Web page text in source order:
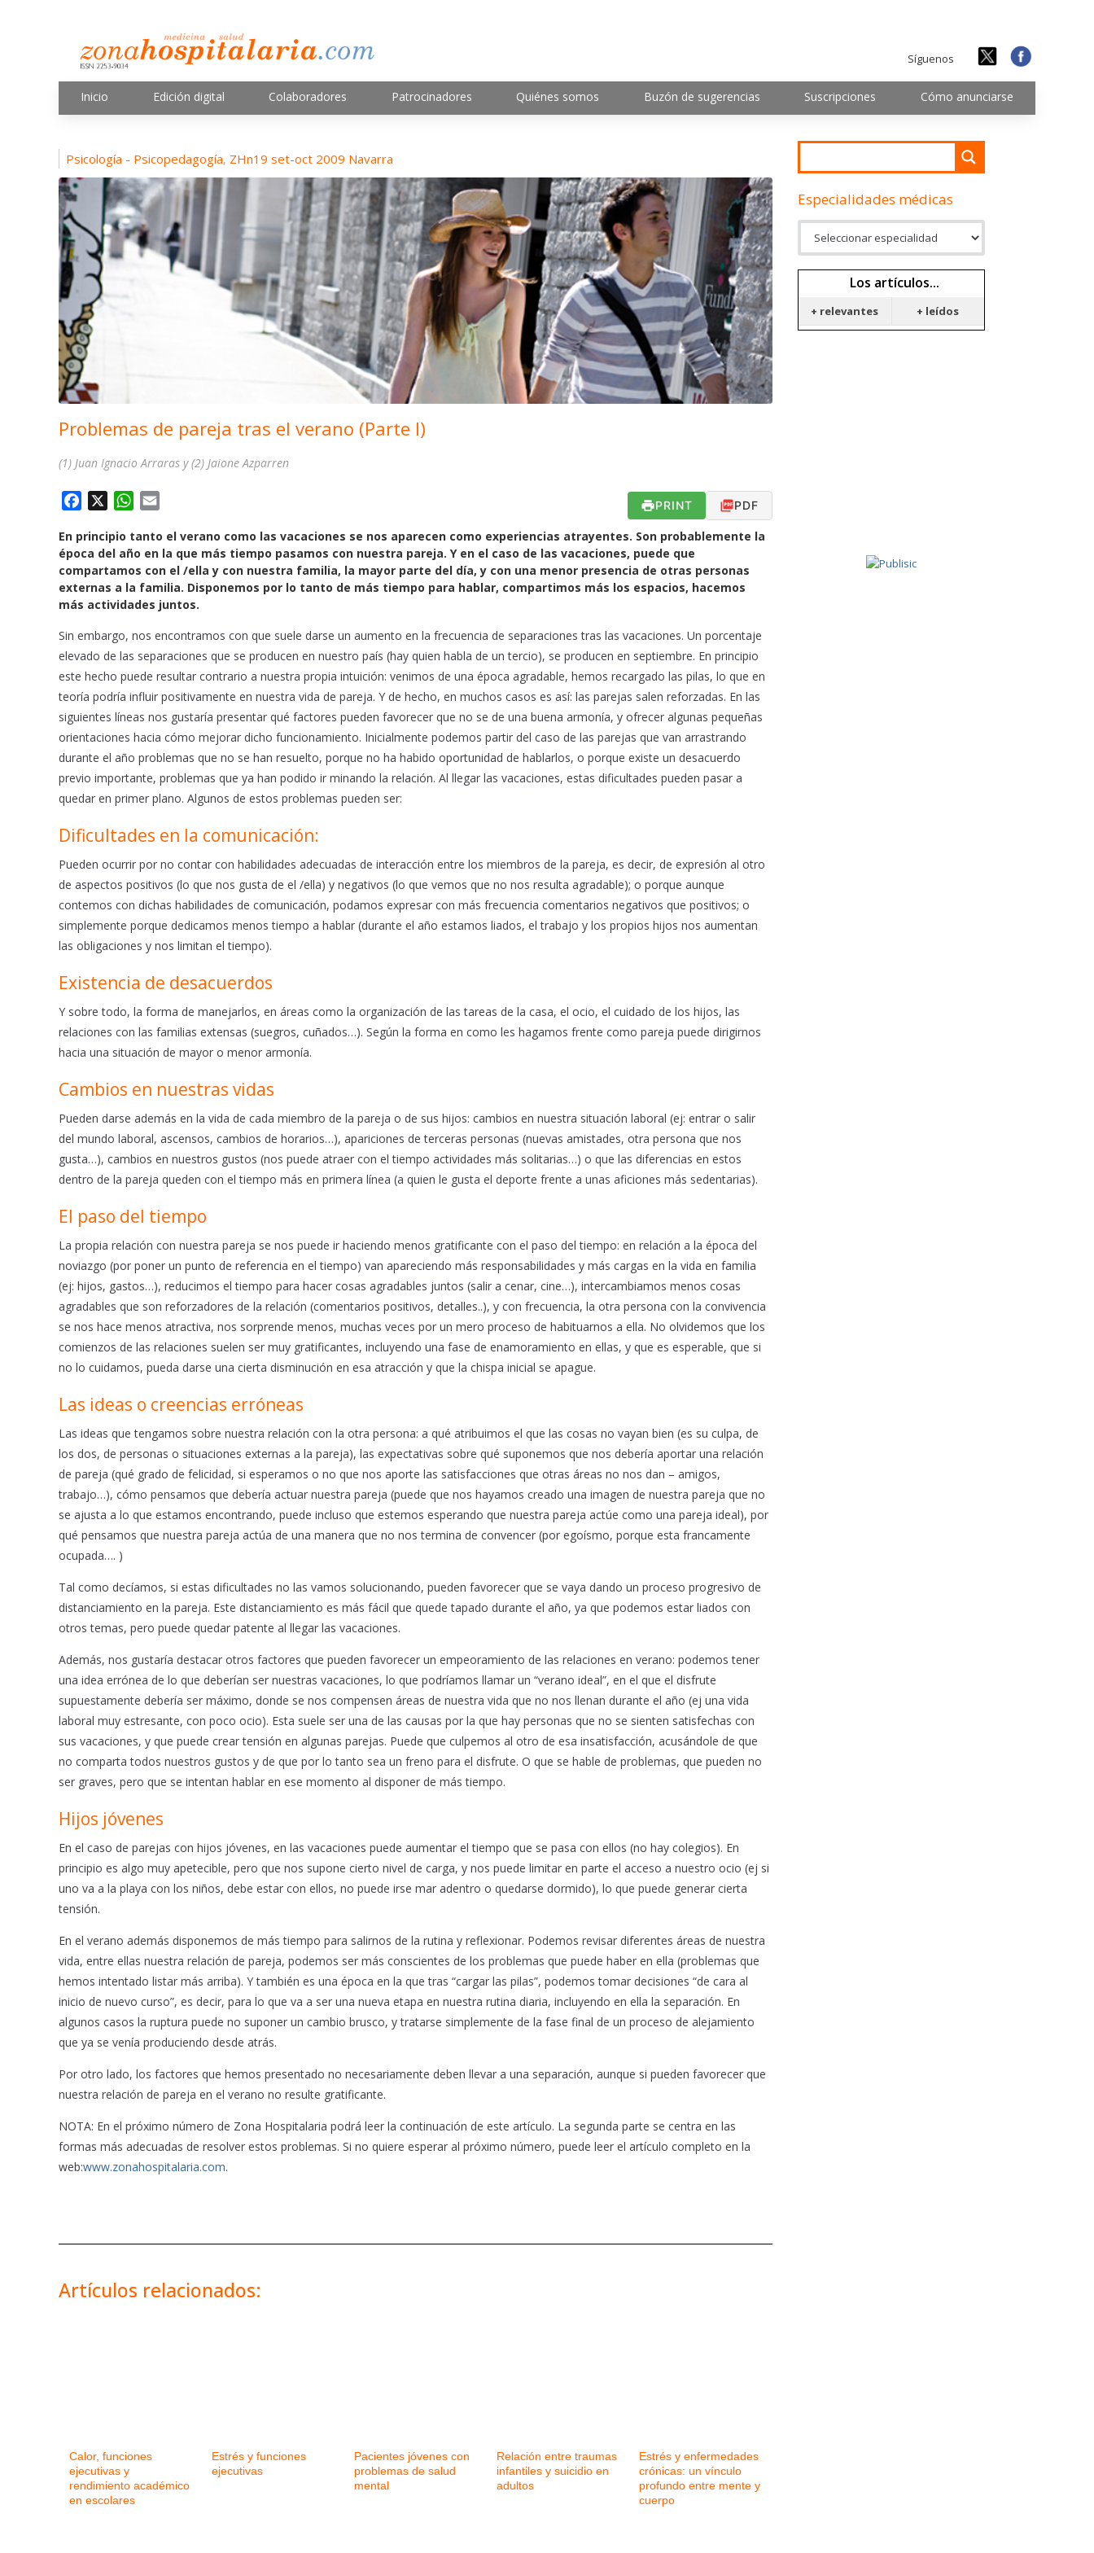
Síguenos
Inicio Edición digital Colaboradores Patrocinadores Quiénes somos Buzón de sugerencias Suscripciones Cómo anunciarse
Psicología - Psicopedagogía, ZHn19 set-oct 2009 Navarra
Problemas de pareja tras el verano (Parte I)
(1) Juan Ignacio Arraras y (2) Jaione Azparren
c
e
b
o
k
W
a
t
s
A
p
a
l
PRINT PDF
En principio tanto el verano como las vacaciones se nos aparecen como experiencias atrayentes. Son probablemente la
época del año en la que más tiempo pasamos con nuestra pareja. Y en el caso de las vacaciones, puede que
compartamos con el /ella y con nuestra familia, la mayor parte del día, y con una menor presencia de otras personas
externas a la familia. Disponemos por lo tanto de más tiempo para hablar, compartimos más los espacios, hacemos
más actividades juntos.
Sin embargo, nos encontramos con que suele darse un aumento en la frecuencia de separaciones tras las vacaciones. Un porcentaje
elevado de las separaciones que se producen en nuestro país (hay quien habla de un tercio), se producen en septiembre. En principio
este hecho puede resultar contrario a nuestra propia intuición: venimos de una época agradable, hemos recargado las pilas, lo que en
teoría podría influir positivamente en nuestra vida de pareja. Y de hecho, en muchos casos es así: las parejas salen reforzadas. En las
siguientes líneas nos gustaría presentar qué factores pueden favorecer que no se de una buena armonía, y ofrecer algunas pequeñas
orientaciones hacia cómo mejorar dicho funcionamiento. Inicialmente podemos partir del caso de las parejas que van arrastrando
durante el año problemas que no se han resuelto, porque no ha habido oportunidad de hablarlos, o porque existe un desacuerdo
previo importante, problemas que ya han podido ir minando la relación. Al llegar las vacaciones, estas dificultades pueden pasar a
quedar en primer plano. Algunos de estos problemas pueden ser:
Dificultades en la comunicación:
Pueden ocurrir por no contar con habilidades adecuadas de interacción entre los miembros de la pareja, es decir, de expresión al otro
de aspectos positivos (lo que nos gusta de el /ella) y negativos (lo que vemos que no nos resulta agradable); o porque aunque
contemos con dichas habilidades de comunicación, podamos expresar con más frecuencia comentarios negativos que positivos; o
simplemente porque dedicamos menos tiempo a hablar (durante el año estamos liados, el trabajo y los propios hijos nos aumentan
las obligaciones y nos limitan el tiempo).
Existencia de desacuerdos
Y sobre todo, la forma de manejarlos, en áreas como la organización de las tareas de la casa, el ocio, el cuidado de los hijos, las
relaciones con las familias extensas (suegros, cuñados…). Según la forma en como les hagamos frente como pareja puede dirigirnos
hacia una situación de mayor o menor armonía.
Cambios en nuestras vidas
Pueden darse además en la vida de cada miembro de la pareja o de sus hijos: cambios en nuestra situación laboral (ej: entrar o salir
del mundo laboral, ascensos, cambios de horarios…), apariciones de terceras personas (nuevas amistades, otra persona que nos
gusta…), cambios en nuestros gustos (nos puede atraer con el tiempo actividades más solitarias…) o que las diferencias en estos
dentro de la pareja queden con el tiempo más en primera línea (a quien le gusta el deporte frente a unas aficiones más sedentarias).
El paso del tiempo
La propia relación con nuestra pareja se nos puede ir haciendo menos gratificante con el paso del tiempo: en relación a la época del
noviazgo (por poner un punto de referencia en el tiempo) van apareciendo más responsabilidades y más cargas en la vida en familia
(ej: hijos, gastos…), reducimos el tiempo para hacer cosas agradables juntos (salir a cenar, cine…), intercambiamos menos cosas
agradables que son reforzadores de la relación (comentarios positivos, detalles..), y con frecuencia, la otra persona con la convivencia
se nos hace menos atractiva, nos sorprende menos, muchas veces por un mero proceso de habituarnos a ella. No olvidemos que los
comienzos de las relaciones suelen ser muy gratificantes, incluyendo una fase de enamoramiento en ellas, y que es esperable, que si
no lo cuidamos, pueda darse una cierta disminución en esa atracción y que la chispa inicial se apague.
Las ideas o creencias erróneas
Las ideas que tengamos sobre nuestra relación con la otra persona: a qué atribuimos el que las cosas no vayan bien (es su culpa, de
los dos, de personas o situaciones externas a la pareja), las expectativas sobre qué suponemos que nos debería aportar una relación
de pareja (qué grado de felicidad, si esperamos o no que nos aporte las satisfacciones que otras áreas no nos dan – amigos,
trabajo…), cómo pensamos que debería actuar nuestra pareja (puede que nos hayamos creado una imagen de nuestra pareja que no
se ajusta a lo que estamos encontrando, puede incluso que estemos esperando que nuestra pareja actúe como una pareja ideal), por
qué pensamos que nuestra pareja actúa de una manera que no nos termina de convencer (por egoísmo, porque esta francamente
ocupada…. )
Tal como decíamos, si estas dificultades no las vamos solucionando, pueden favorecer que se vaya dando un proceso progresivo de
distanciamiento en la pareja. Este distanciamiento es más fácil que quede tapado durante el año, ya que podemos estar liados con
otros temas, pero puede quedar patente al llegar las vacaciones.
Además, nos gustaría destacar otros factores que pueden favorecer un empeoramiento de las relaciones en verano: podemos tener
una idea errónea de lo que deberían ser nuestras vacaciones, lo que podríamos llamar un “verano ideal”, en el que el disfrute
supuestamente debería ser máximo, donde se nos compensen áreas de nuestra vida que no nos llenan durante el año (ej una vida
laboral muy estresante, con poco ocio). Esta suele ser una de las causas por la que hay personas que no se sienten satisfechas con
sus vacaciones, y que puede crear tensión en algunas parejas. Puede que culpemos al otro de esa insatisfacción, acusándole de que
no comparta todos nuestros gustos y de que por lo tanto sea un freno para el disfrute. O que se hable de problemas, que pueden no
ser graves, pero que se intentan hablar en ese momento al disponer de más tiempo.
Hijos jóvenes
En el caso de parejas con hijos jóvenes, en las vacaciones puede aumentar el tiempo que se pasa con ellos (no hay colegios). En
principio es algo muy apetecible, pero que nos supone cierto nivel de carga, y nos puede limitar en parte el acceso a nuestro ocio (ej si
uno va a la playa con los niños, debe estar con ellos, no puede irse mar adentro o quedarse dormido), lo que puede generar cierta
tensión.
En el verano además disponemos de más tiempo para salirnos de la rutina y reflexionar. Podemos revisar diferentes áreas de nuestra
vida, entre ellas nuestra relación de pareja, podemos ser más conscientes de los problemas que puede haber en ella (problemas que
hemos intentado listar más arriba). Y también es una época en la que tras “cargar las pilas”, podemos tomar decisiones “de cara al
inicio de nuevo curso”, es decir, para lo que va a ser una nueva etapa en nuestra rutina diaria, incluyendo en ella la separación. En
algunos casos la ruptura puede no suponer un cambio brusco, y tratarse simplemente de la fase final de un proceso de alejamiento
que ya se venía produciendo desde atrás.
Por otro lado, los factores que hemos presentado no necesariamente deben llevar a una separación, aunque si pueden favorecer que
nuestra relación de pareja en el verano no resulte gratificante.
NOTA: En el próximo número de Zona Hospitalaria podrá leer la continuación de este artículo. La segunda parte se centra en las
formas más adecuadas de resolver estos problemas. Si no quiere esperar al próximo número, puede leer el artículo completo en la
web:www.zonahospitalaria.com.
Artículos relacionados:
Calor, funciones
ejecutivas y
rendimiento académico
en escolares
Estrés y funciones
ejecutivas
Pacientes jóvenes con
problemas de salud
mental
Relación entre traumas
infantiles y suicidio en
adultos
Estrés y enfermedades
crónicas: un vínculo
profundo entre mente y
cuerpo
Especialidades médicas
Los artículos...
+ relevantes + leídos